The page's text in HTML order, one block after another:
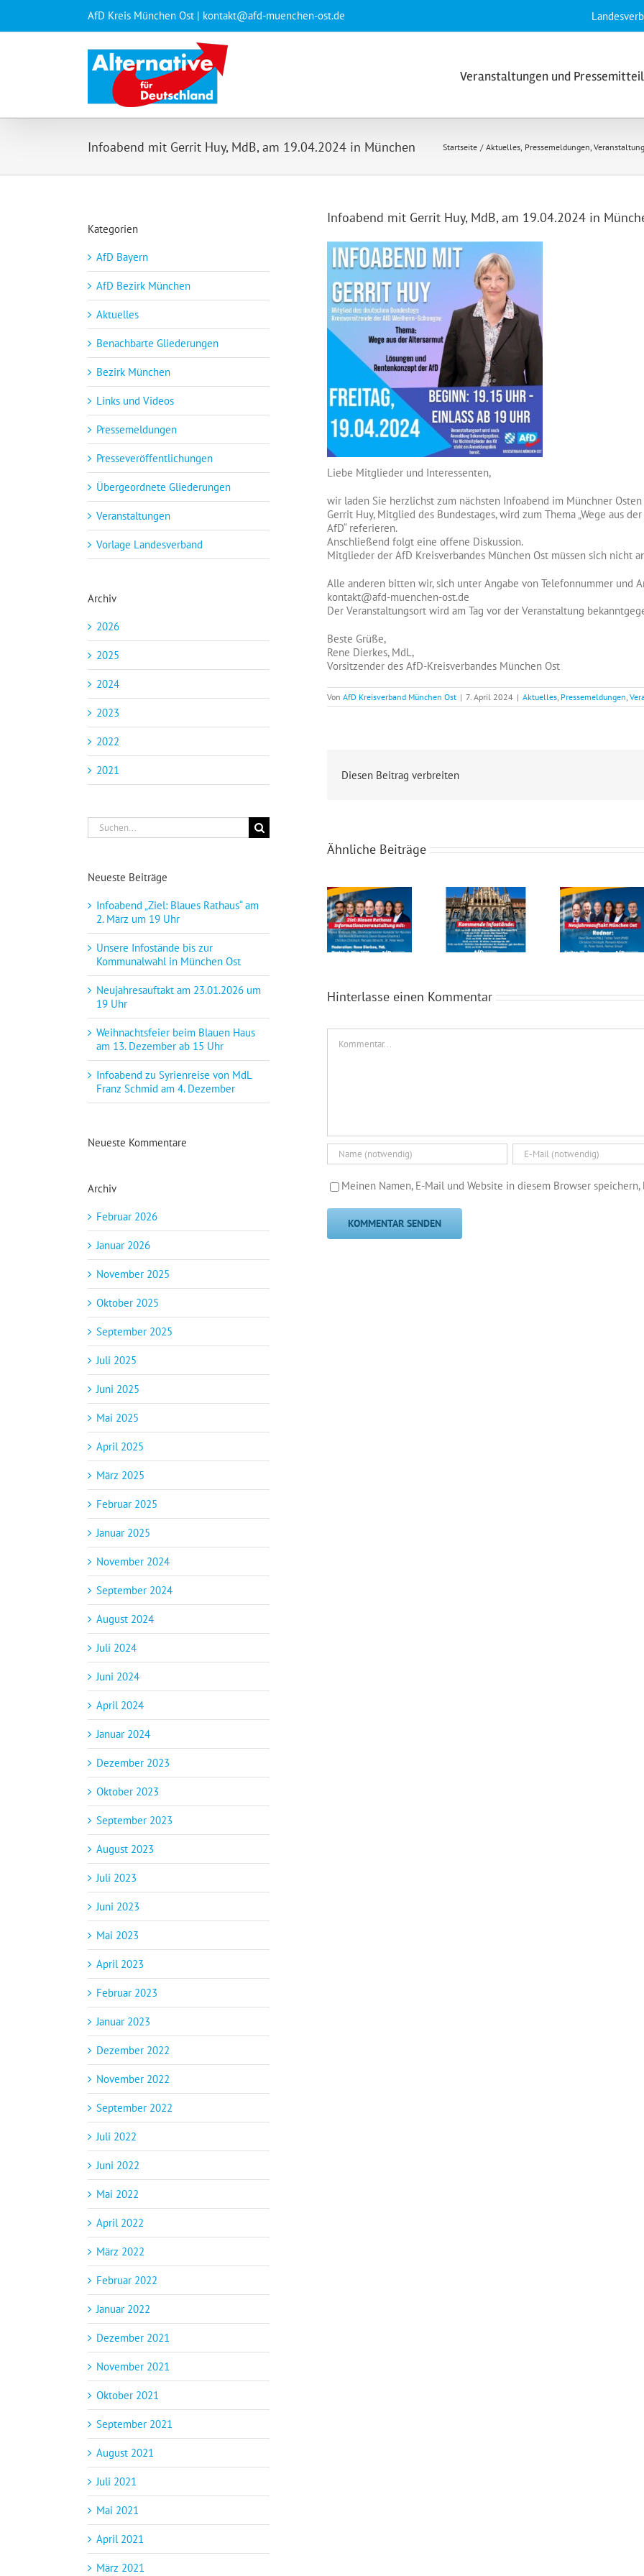
springen
AfD Kreis München Ost | kontakt@afd-muenchen-ost.de
Veranstaltungen und
Infoabend mit Gerrit Huy, MdB, am 19.04.2024 in München Startseite Aktuelles Pressemeldungen
Infoabend mit Gerrit Huy, MdB, am 19.04.2024 in
Liebe Mitglieder und Interessenten,
wir laden Sie herzlichst zum nächsten Infoabend im Münchner
Gerrit Huy, Mitglied des Bundestages, wird zum Thema „Wege aus
AfD“ referieren.
Anschließend folgt eine offene Diskussion.
Mitglieder der AfD Kreisverbandes München Ost müssen sich nicht
Alle anderen bitten wir, sich unter Angabe von Telefonnummer und
kontakt@afd-muenchen-ost.de
Der Veranstaltungsort wird am Tag vor der Veranstaltung
Beste Grüße,
Rene Dierkes, MdL,
Vorsitzender des AfD-Kreisverbandes München Ost
Von AfD Kreisverband München Ost | 7. April 2024 | Aktuelles, Pressemeldungen,
Diesen Beitrag verbreiten
Ähnliche Beiträge
Hinterlasse einen Kommentar
Meinen Namen, E-Mail und Website in diesem Browser
Kategorien
AfD Bayern
AfD Bezirk München
Aktuelles
Benachbarte Gliederungen
Bezirk München
Links und Videos
Pressemeldungen
Presseveröffentlichungen
Übergeordnete Gliederungen
Veranstaltungen
Vorlage Landesverband
Archiv
2026
2025
2024
2023
2022
2021
Suche
nach:
Neueste Beiträge
Infoabend „Ziel: Blaues Rathaus“ am
2. März um 19 Uhr
Unsere Infostände bis zur
Kommunalwahl in München Ost
Neujahresauftakt am 23.01.2026 um
19 Uhr
Weihnachtsfeier beim Blauen Haus
am 13. Dezember ab 15 Uhr
Infoabend zu Syrienreise von MdL
Franz Schmid am 4. Dezember
Neueste Kommentare
Archiv
Februar 2026
Januar 2026
November 2025
Oktober 2025
September 2025
Juli 2025
Juni 2025
Mai 2025
April 2025
März 2025
Februar 2025
Januar 2025
November 2024
September 2024
August 2024
Juli 2024
Juni 2024
April 2024
Januar 2024
Dezember 2023
Oktober 2023
September 2023
August 2023
Juli 2023
Juni 2023
Mai 2023
April 2023
Februar 2023
Januar 2023
Dezember 2022
November 2022
September 2022
Juli 2022
Juni 2022
Mai 2022
April 2022
März 2022
Februar 2022
Januar 2022
Dezember 2021
November 2021
Oktober 2021
September 2021
August 2021
Juli 2021
Mai 2021
April 2021
März 2021